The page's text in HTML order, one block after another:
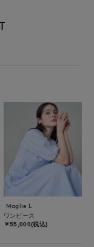
Maglie L
ワンピース
￥55,000(税込)